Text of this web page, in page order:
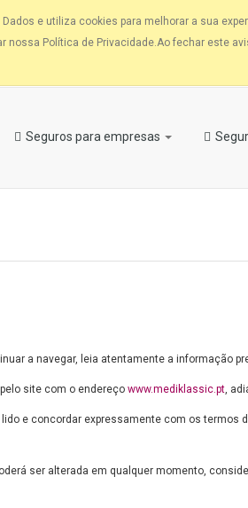
e utiliza cookies para melhorar a sua
Política de Privacidade.Ao fechar este
Seguros para empresas
a navegar, leia atentamente a informação
site com o endereço www.mediklassic.pt,
e concordar expressamente com os
ser alterada em qualquer momento,